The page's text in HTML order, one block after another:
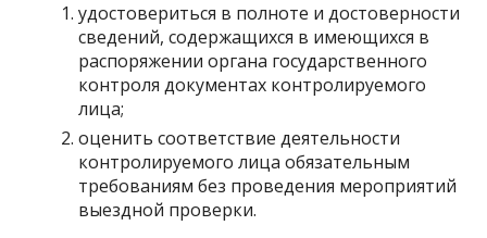
удостовериться в полноте и достоверности
сведений, содержащихся в имеющихся в
распоряжении органа государственного
контроля документах контролируемого
лица;
оценить соответствие деятельности
контролируемого лица обязательным
требованиям без проведения мероприятий
выездной проверки.